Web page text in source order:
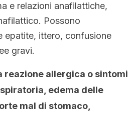
e relazioni anafilattiche,
Possono
epatite, ittero, confusione
gravi.
reazione allergica o sintomi
edema delle
mal di stomaco,